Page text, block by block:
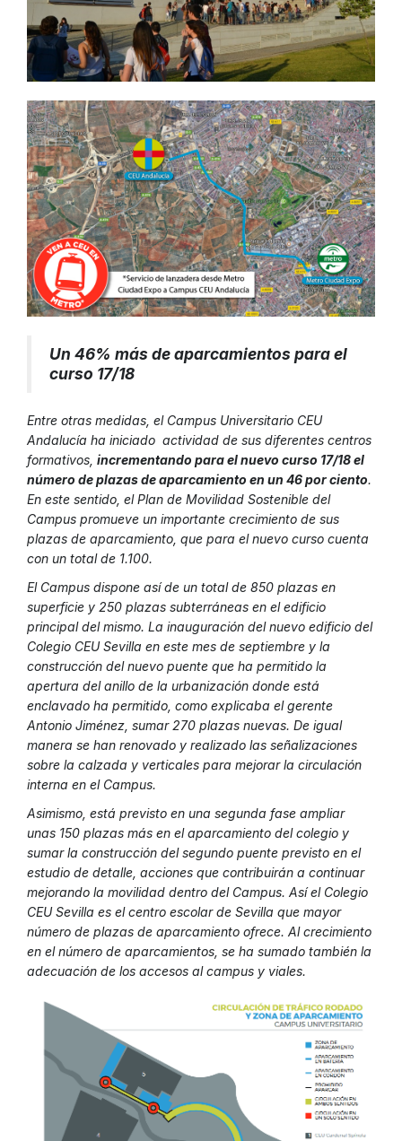
Un 46% más de aparcamientos para el
curso 17/18
Entre otras medidas, el Campus Universitario CEU
Andalucía ha iniciado actividad de sus diferentes centros
formativos, incrementando para el nuevo curso 17/18 el
número de plazas de aparcamiento en un 46 por ciento.
En este sentido, el Plan de Movilidad Sostenible del
Campus promueve un importante crecimiento de sus
plazas de aparcamiento, que para el nuevo curso cuenta
con un total de 1.100.
El Campus dispone así de un total de 850 plazas en
superficie y 250 plazas subterráneas en el edificio
principal del mismo. La inauguración del nuevo edificio del
Colegio CEU Sevilla en este mes de septiembre y la
construcción del nuevo puente que ha permitido la
apertura del anillo de la urbanización donde está
enclavado ha permitido, como explicaba el gerente
Antonio Jiménez, sumar 270 plazas nuevas. De igual
manera se han renovado y realizado las señalizaciones
sobre la calzada y verticales para mejorar la circulación
interna en el Campus.
Asimismo, está previsto en una segunda fase ampliar
unas 150 plazas más en el aparcamiento del colegio y
sumar la construcción del segundo puente previsto en el
estudio de detalle, acciones que contribuirán a continuar
mejorando la movilidad dentro del Campus. Así el Colegio
CEU Sevilla es el centro escolar de Sevilla que mayor
número de plazas de aparcamiento ofrece. Al crecimiento
en el número de aparcamientos, se ha sumado también la
adecuación de los accesos al campus y viales.